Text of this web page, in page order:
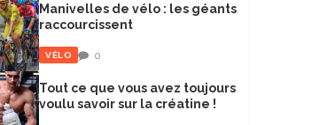
Manivelles de vélo : les géants
raccourcissent
VÉLO 0
Tout ce que vous avez toujours
voulu savoir sur la créatine !